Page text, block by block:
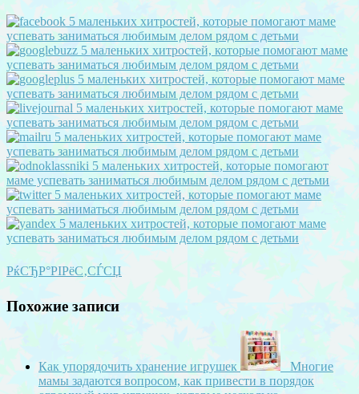
РќСЂР°РІРёС‚СЃСЏ
Похожие записи
Как упорядочить хранение игрушек
Многие
мамы задаются вопросом, как привести в порядок